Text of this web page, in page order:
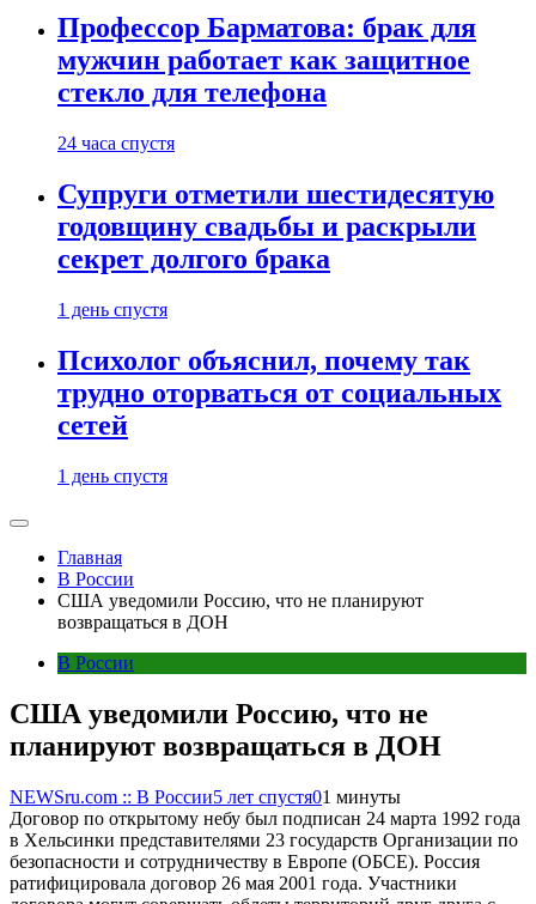
Профессор Барматова: брак для
мужчин работает как защитное
стекло для телефона
24 часа спустя
Супруги отметили шестидесятую
годовщину свадьбы и раскрыли
секрет долгого брака
1 день спустя
Психолог объяснил, почему так
трудно оторваться от социальных
сетей
1 день спустя
Главная
В России
США уведомили Россию, что не планируют
возвращаться в ДОН
В России
США уведомили Россию, что не
планируют возвращаться в ДОН
NEWSru.com :: В России5 лет спустя01 минуты
Договор по открытому небу был подписан 24 марта 1992 года
в Хельсинки представителями 23 государств Организации по
безопасности и сотрудничеству в Европе (ОБСЕ). Россия
ратифицировала договор 26 мая 2001 года. Участники